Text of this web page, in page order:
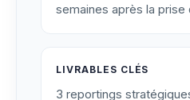
semaines après la
LIVRABLES CLÉS
3 reportings